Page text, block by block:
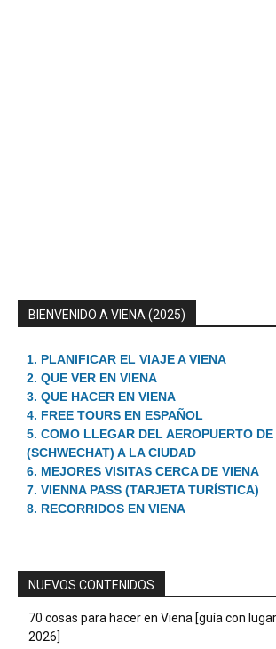
BIENVENIDO A VIENA (2025)
1. PLANIFICAR EL VIAJE A VIENA
2. QUE VER EN VIENA
3. QUE HACER EN VIENA
4. FREE TOURS EN ESPAÑOL
5. COMO LLEGAR DEL AEROPUERTO DE
(SCHWECHAT) A LA CIUDAD
6. MEJORES VISITAS CERCA DE VIENA
7. VIENNA PASS (TARJETA TURÍSTICA)
8. RECORRIDOS EN VIENA
NUEVOS CONTENIDOS
70 cosas para hacer en Viena [guía con
2026]